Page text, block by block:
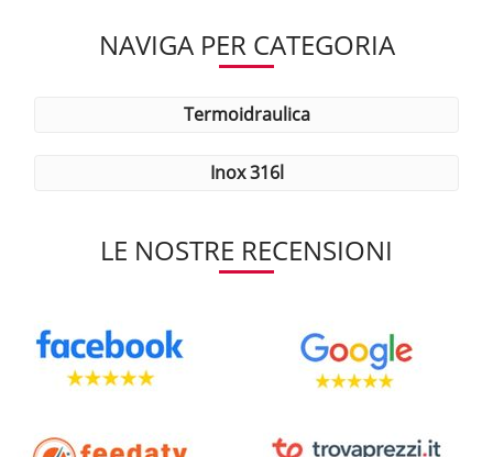
NAVIGA PER CATEGORIA
termoidraulica
inox 316l
LE NOSTRE RECENSIONI